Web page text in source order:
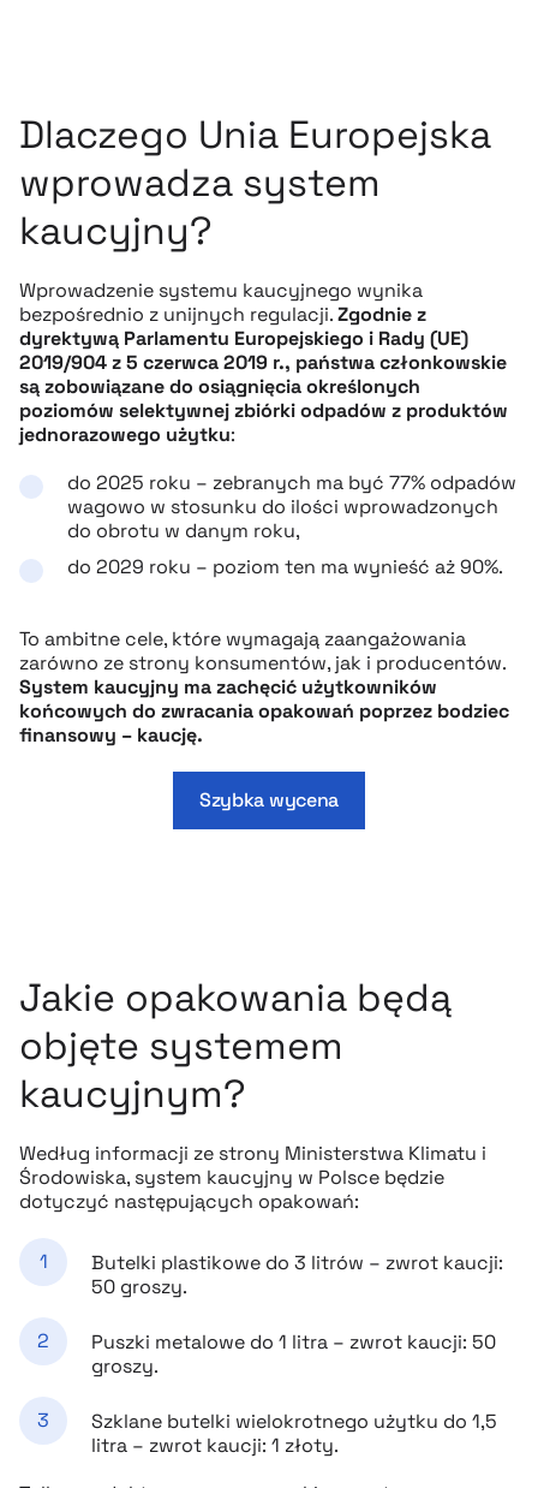
Dlaczego Unia Europejska
wprowadza system
kaucyjny?
Wprowadzenie systemu kaucyjnego wynika
bezpośrednio z unijnych regulacji.Zgodnie z
dyrektywą Parlamentu Europejskiego i Rady (UE)
2019/904 z 5 czerwca 2019 r., państwa członkowskie
są zobowiązane do osiągnięcia określonych
poziomów selektywnej zbiórki odpadów z produktów
jednorazowego użytku:
do 2025 roku – zebranych ma być 77% odpadów
wagowo w stosunku do ilości wprowadzonych
do obrotu w danym roku,
do 2029 roku – poziom ten ma wynieść aż 90%.
To ambitne cele, które wymagają zaangażowania
zarówno ze strony konsumentów, jak i producentów.
System kaucyjny ma zachęcić użytkowników
końcowych do zwracania opakowań poprzez bodziec
finansowy – kaucję.
Szybka wycena
Jakie opakowania będą
objęte systemem
kaucyjnym?
Według informacji ze strony Ministerstwa Klimatu i
Środowiska, system kaucyjny w Polsce będzie
dotyczyć następujących opakowań:
Butelki plastikowe do 3 litrów – zwrot kaucji:
50 groszy.
Puszki metalowe do 1 litra – zwrot kaucji: 50
groszy.
Szklane butelki wielokrotnego użytku do 1,5
litra – zwrot kaucji: 1 złoty.